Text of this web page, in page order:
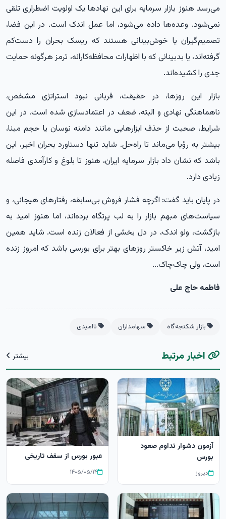
می‌رسد هنوز بازار سرمایه برای این نهادها یک اولویت اضطراری تلقی
نمی‌شود. وعده‌ها داده می‌شود، اما عمل اندک است. در این فضا،
تصمیم‌گیران یا خوش‌بینانی هستند که ریسک بحران را دست‌کم
گرفته‌اند، یا بدبینانی که با اظهارات محافظه‌کارانه، ترمز هرگونه حمایت
جدی را کشیده‌اند.
بازار این روزها، در حقیقت، قربانی نبود استراتژی مشخص،
ناهماهنگی نهادی و البته، ضعف در اعتمادسازی شده است. در این
شرایط، صحبت از حذف ابزارهایی مانند دامنه نوسان یا حجم مبنا،
بیشتر به رؤیا می‌ماند تا راه‌حل. شاید تنها دستاورد بحران اخیر، این
باشد که نشان داد بازار سرمایه ایران، هنوز تا بلوغ و کارآمدی فاصله
زیادی دارد.
در پایان باید گفت: اگرچه فشار فروش بی‌سابقه، رفتارهای هیجانی، و
سیاست‌های مبهم بازار را به لب پرتگاه برده‌اند، اما هنوز امید به
بازگشت، ولو اندک، در دل بخشی از فعالان زنده است. شاید همین
امید، آتش زیر خاکستر روزهای بهتر برای بورسی باشد که امروز زنده
است، ولی چاک‌چاک...
فاطمه حاج علی
بازار شکنجه‌گاه سهامداران ناامیدی
اخبار مرتبط بیشتر
آزمون دشوار تداوم صعود
بورس
دیروز
عبور بورس از سقف تاریخی
۱۴۰۵/۰۵/۱۴